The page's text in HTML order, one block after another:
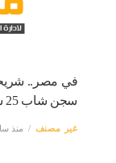
في مصر..
سجن شاب 25 سنة
غير مصنف منذ